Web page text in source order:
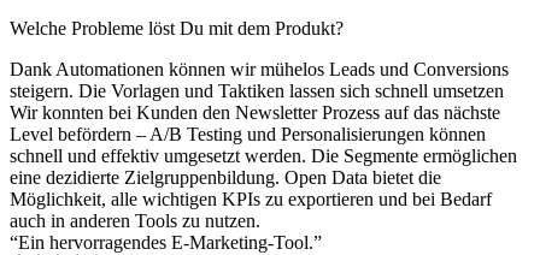
Welche Probleme löst Du mit dem Produkt?
Dank Automationen können wir mühelos Leads und Conversions
steigern. Die Vorlagen und Taktiken lassen sich schnell umsetzen
Wir konnten bei Kunden den Newsletter Prozess auf das nächste
Level befördern – A/B Testing und Personalisierungen können
schnell und effektiv umgesetzt werden. Die Segmente ermöglichen
eine dezidierte Zielgruppenbildung. Open Data bietet die
Möglichkeit, alle wichtigen KPIs zu exportieren und bei Bedarf
auch in anderen Tools zu nutzen.
“Ein hervorragendes E-Marketing-Tool.”